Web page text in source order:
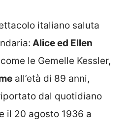
italiano saluta
Alice ed Ellen
le Gemelle Kessler,
all’età di 89 anni,
dal quotidiano
il 20 agosto 1936 a